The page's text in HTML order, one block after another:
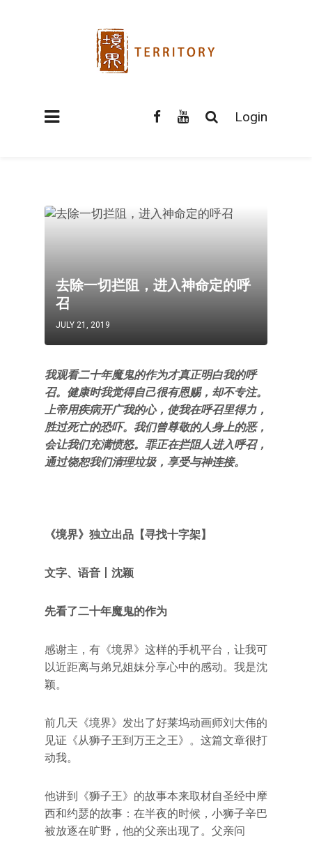
Login
去除一切拦阻，进入神命定的呼
召
JULY 21, 2019
我观看二十年魔鬼的作为才真正明白我的呼
召。健康时我觉得自己很有恩赐，却不专注。
上帝用疾病开广我的心，使我在呼召里得力，
胜过死亡的恐吓。我们曾尊敬的人身上的恶，
会让我们充满愤怒。罪正在拦阻人进入呼召，
通过饶恕我们清理垃圾，享受与神连接。
《境界》 独立出品【寻找十字架】
文字、语音丨沈颖
先看了二十年魔鬼的作为
感谢主，有《境界》这样的手机平台，让我可
以近距离与弟兄姐妹分享心中的感动。我是沈
颖。
前几天《境界》发出了好莱坞动画师刘大伟的
见证《从狮子王到万王之王》。这篇文章很打
动我。
他讲到《狮子王》的故事本来取材自圣经中摩
西和约瑟的故事：在半夜的时候，小狮子辛巴
被放逐在旷野，他的父亲出现了。父亲问